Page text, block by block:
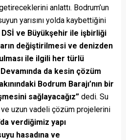
anlattı. Bodrum’un
yarısını yolda kaybettiğini
DSİ ve Büyükşehir ile işbirliği
değiştirilmesi ve denizden
ile ilgili her türlü
da kesin çözüm
Bodrum Barajı’nın bir
sağlayacağız” dedi. Su
uzun vadeli çözüm projelerini
verdiğimiz yapı
hasadına ve